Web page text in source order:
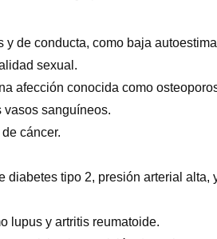
de conducta, como baja
sexual.
afección conocida como
vasos sanguíneos.
cáncer.
diabetes tipo 2, presión arterial alta,
lupus y artritis reumatoide.